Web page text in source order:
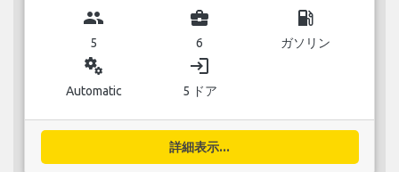
group
5
business_center
6
local_gas_station
ガソリン
miscellaneous_services
Automatic
login
5 ドア
詳細表示...